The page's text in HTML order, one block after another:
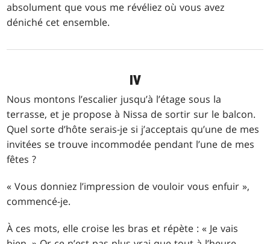
absolument que vous me révéliez où vous avez
déniché cet ensemble.
IV
Nous montons l’escalier jusqu’à l’étage sous la
terrasse, et je propose à Nissa de sortir sur le balcon.
Quel sorte d’hôte serais-je si j’acceptais qu’une de mes
invitées se trouve incommodée pendant l’une de mes
fêtes ?
« Vous donniez l’impression de vouloir vous enfuir »,
commencé-je.
À ces mots, elle croise les bras et répète : « Je vais